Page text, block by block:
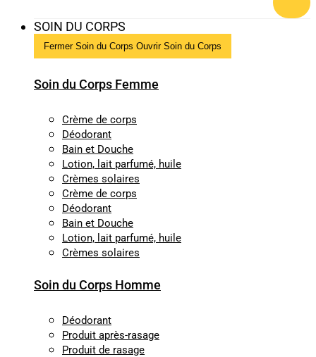
SOIN DU CORPS
Fermer Soin du Corps Ouvrir Soin du Corps
Soin du Corps Femme
Crème de corps
Déodorant
Bain et Douche
Lotion, lait parfumé, huile
Crèmes solaires
Crème de corps
Déodorant
Bain et Douche
Lotion, lait parfumé, huile
Crèmes solaires
Soin du Corps Homme
Déodorant
Produit après-rasage
Produit de rasage